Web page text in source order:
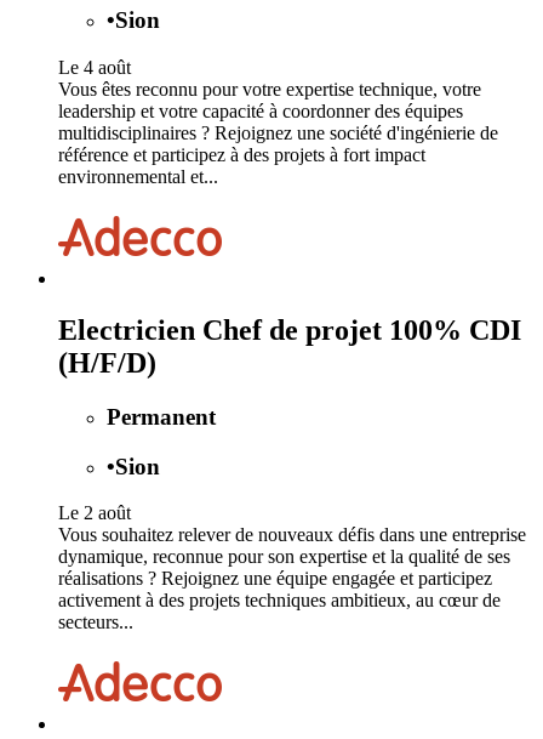
•Sion
Le 4 août
Vous êtes reconnu pour votre expertise technique, votre
leadership et votre capacité à coordonner des équipes
multidisciplinaires ? Rejoignez une société d'ingénierie de
référence et participez à des projets à fort impact
environnemental et...
Electricien Chef de projet 100% CDI
(H/F/D)
Permanent
•Sion
Le 2 août
Vous souhaitez relever de nouveaux défis dans une entreprise
dynamique, reconnue pour son expertise et la qualité de ses
réalisations ? Rejoignez une équipe engagée et participez
activement à des projets techniques ambitieux, au cœur de
secteurs...